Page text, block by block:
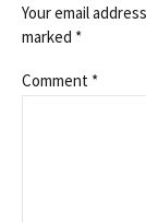
Your email
marked *
Comment *